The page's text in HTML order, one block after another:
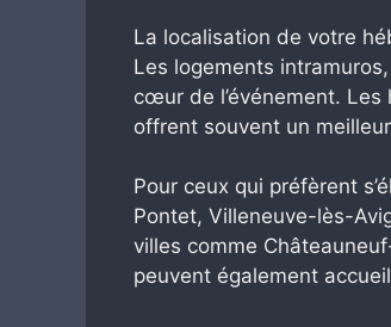
La localisation de votre
Les logements
cœur de l’événement.
offrent souvent un
Pour ceux qui préfèrent
Pontet, Villeneuve-lès-
villes comme
peuvent également